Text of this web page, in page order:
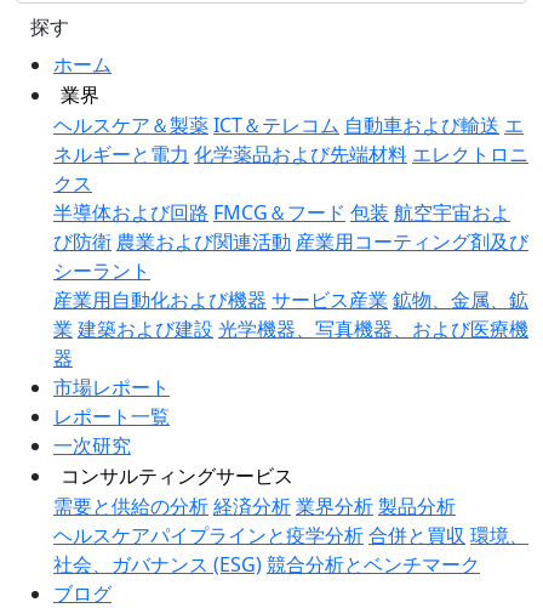
ホーム
業界
ヘルスケア＆製薬ICT＆テレコム 自動車および輸送 エ
ネルギーと電力 化学薬品および先端材料 エレクトロニ
クス
半導体および回路 FMCG＆フード 包装 航空宇宙およ
び防衛 農業および関連活動 産業用コーティング剤及び
シーラント
産業用自動化および機器 サービス産業 鉱物、金属、鉱
業 建築および建設 光学機器、写真機器、および医療機
器
市場レポート
レポート一覧
一次研究
コンサルティングサービス
需要と供給の分析経済分析業界分析製品分析
ヘルスケアパイプラインと疫学分析合併と買収 環境、
社会、ガバナンス (ESG)競合分析とベンチマーク
ブログ
探す